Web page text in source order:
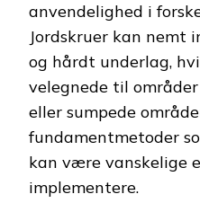
anvendelighed i
Jordskruer kan nemt
og hårdt underlag,
velegnede til
eller sumpede
fundamentmetoder
kan være vanskelige
implementere.